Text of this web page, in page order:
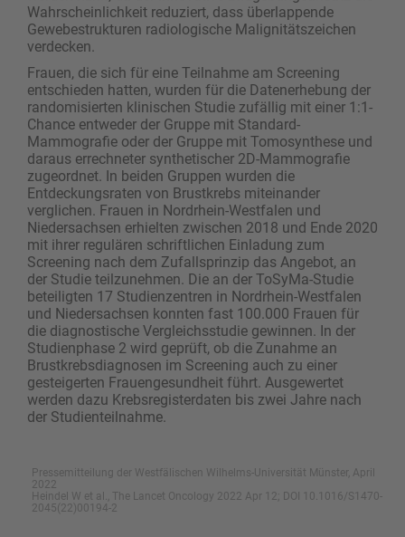
Wahrscheinlichkeit reduziert, dass überlappende
Gewebestrukturen radiologische Malignitätszeichen
verdecken.
Frauen, die sich für eine Teilnahme am Screening
entschieden hatten, wurden für die Datenerhebung der
randomisierten klinischen Studie zufällig mit einer 1:1-
Chance entweder der Gruppe mit Standard-
Mammografie oder der Gruppe mit Tomosynthese und
daraus errechneter synthetischer 2D-Mammografie
zugeordnet. In beiden Gruppen wurden die
Entdeckungsraten von Brustkrebs miteinander
verglichen. Frauen in Nordrhein-Westfalen und
Niedersachsen erhielten zwischen 2018 und Ende 2020
mit ihrer regulären schriftlichen Einladung zum
Screening nach dem Zufallsprinzip das Angebot, an
der Studie teilzunehmen. Die an der ToSyMa-Studie
beteiligten 17 Studienzentren in Nordrhein-Westfalen
und Niedersachsen konnten fast 100.000 Frauen für
die diagnostische Vergleichsstudie gewinnen. In der
Studienphase 2 wird geprüft, ob die Zunahme an
Brustkrebsdiagnosen im Screening auch zu einer
gesteigerten Frauengesundheit führt. Ausgewertet
werden dazu Krebsregisterdaten bis zwei Jahre nach
der Studienteilnahme.
Pressemitteilung der Westfälischen Wilhelms-Universität Münster, April
2022
Heindel W et al., The Lancet Oncology 2022 Apr 12; DOI 10.1016/S1470-
2045(22)00194-2